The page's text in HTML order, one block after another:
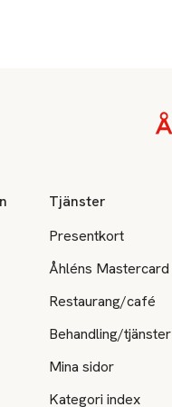
Tjänster
Presentkort
Åhléns Mastercard
Restaurang/café
Behandling/tjänster
Mina sidor
Kategori index